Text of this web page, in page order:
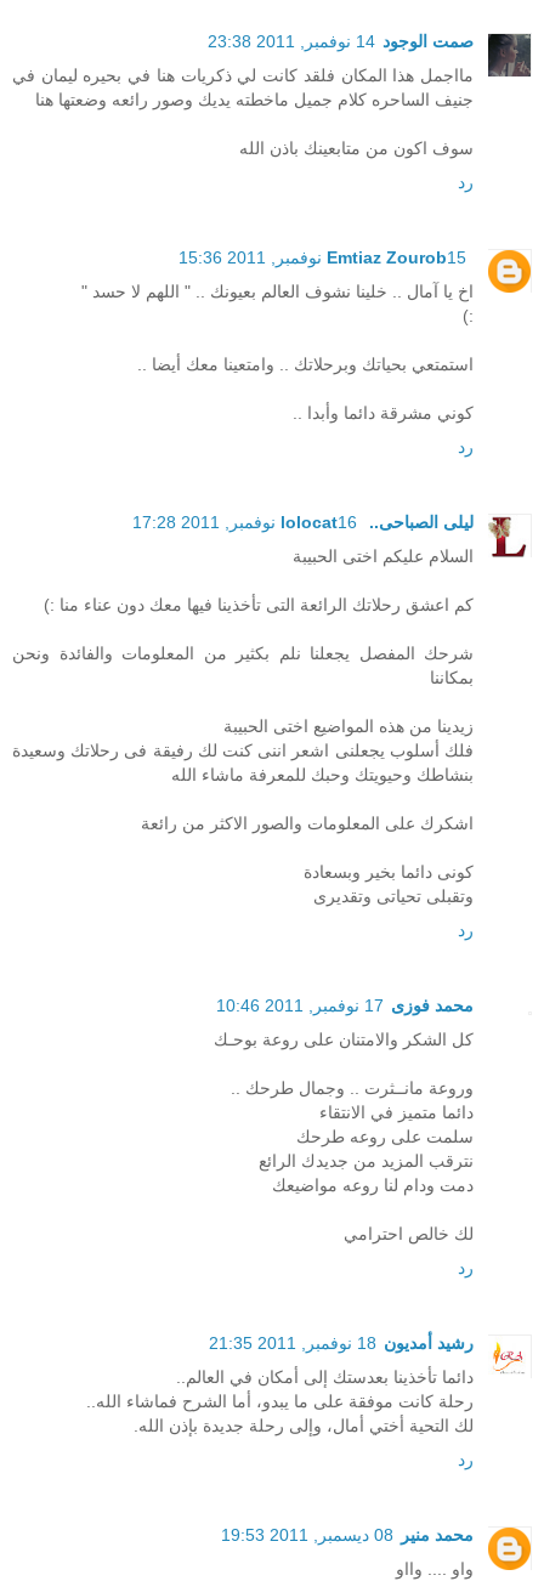
صمت الوجود 14 نوفمبر, 2011 23:38
مااجمل هذا المكان فلقد كانت لي ذكريات هنا في بحيره ليمان في
جنيف الساحره كلام جميل ماخطته يديك وصور رائعه وضعتها هنا
سوف اكون من متابعينك باذن الله
رد
Emtiaz Zourob15 نوفمبر, 2011 15:36
اخ يا آمال .. خلينا نشوف العالم بعيونك .. " اللهم لا حسد "
:)
استمتعي بحياتك وبرحلاتك .. وامتعينا معك أيضا ..
كوني مشرقة دائما وأبدا ..
رد
ليلى الصباحى.. lolocat
16 نوفمبر, 2011 17:28
السلام عليكم اختى الحبيبة
كم اعشق رحلاتك الرائعة التى تأخذينا فيها معك دون عناء منا :)
شرحك المفصل يجعلنا نلم بكثير من المعلومات والفائدة ونحن
بمكاننا
زيدينا من هذه المواضيع اختى الحبيبة
فلك أسلوب يجعلنى اشعر اننى كنت لك رفيقة فى رحلاتك وسعيدة
بنشاطك وحيويتك وحبك للمعرفة ماشاء الله
اشكرك على المعلومات والصور الاكثر من رائعة
كونى دائما بخير وبسعادة
وتقبلى تحياتى وتقديرى
رد
محمد فوزى 17 نوفمبر, 2011 10:46
كل الشكر والامتنان على روعة بوحـك
وروعة مانــثرت .. وجمال طرحك ..
دائما متميز في الانتقاء
سلمت على روعه طرحك
نترقب المزيد من جديدك الرائع
دمت ودام لنا روعه مواضيعك
لك خالص احترامي
رد
رشيد أمديون 18 نوفمبر, 2011 21:35
دائما تأخذينا بعدستك إلى أمكان في العالم..
رحلة كانت موفقة على ما يبدو، أما الشرح فماشاء الله..
لك التحية أختي أمال، وإلى رحلة جديدة بإذن الله.
رد
محمد منير
08 ديسمبر, 2011 19:53
واو .... وااو